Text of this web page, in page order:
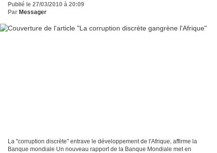
Publié le 27/03/2010 à 20:09
Par Messager
La "corruption discrète" entrave le développement de l'Afrique, affirme la
Banque mondiale Un nouveau rapport de la Banque Mondiale met en